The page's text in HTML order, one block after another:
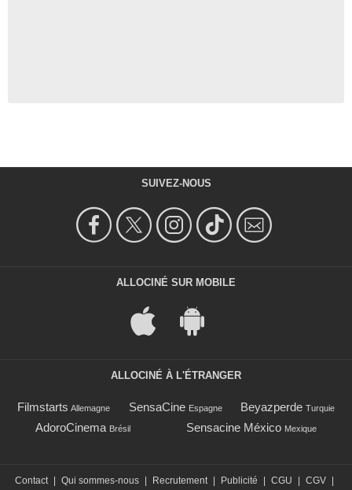
SUIVEZ-NOUS
ALLOCINÉ SUR MOBILE
ALLOCINÉ À L'ÉTRANGER
Filmstarts Allemagne SensaCine Espagne Beyazperde Turquie
AdoroCinema Brésil Sensacine México Mexique
Contact Qui sommes-nous Recrutement Publicité CGU CGV